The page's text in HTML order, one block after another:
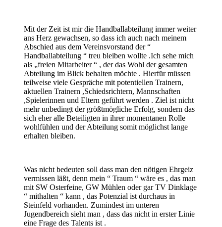
Mit der Zeit ist mir die Handballabteilung immer weiter
ans Herz gewachsen, so dass ich auch nach meinem
Abschied aus dem Vereinsvorstand der “
Handballabteilung “ treu bleiben wollte .Ich sehe mich
als „freien Mitarbeiter “ , der das Wohl der gesamten
Abteilung im Blick behalten möchte . Hierfür müssen
teilweise viele Gespräche mit potentiellen Trainern,
aktuellen Trainern ,Schiedsrichtern, Mannschaften
,Spielerinnen und Eltern geführt werden . Ziel ist nicht
mehr unbedingt der größtmögliche Erfolg, sondern das
sich eher alle Beteiligten in ihrer momentanen Rolle
wohlfühlen und der Abteilung somit möglichst lange
erhalten bleiben.
Was nicht bedeuten soll dass man den nötigen Ehrgeiz
vermissen läßt, denn mein “ Traum “ wäre es , das man
mit SW Osterfeine, GW Mühlen oder gar TV Dinklage
“ mithalten “ kann , das Potenzial ist durchaus in
Steinfeld vorhanden. Zumindest im unteren
Jugendbereich sieht man , dass das nicht in erster Linie
eine Frage des Talents ist .